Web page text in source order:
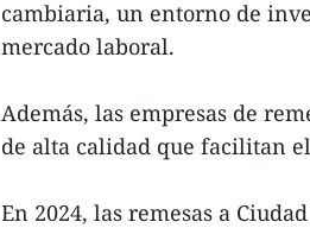
cambiaria, un entorno de
mercado laboral.
Además, las empresas de
de alta calidad que facilitan el
En 2024, las remesas a